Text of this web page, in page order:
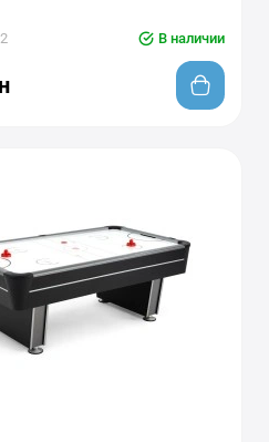
В наличии